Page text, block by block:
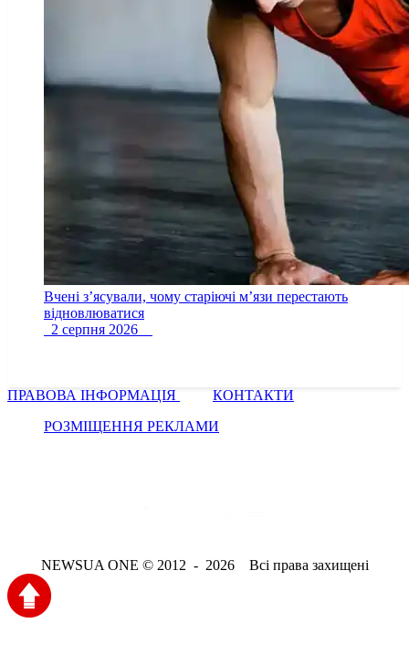
Вчені з’ясували, чому старіючі м’язи перестають
відновлюватися
2 серпня 2026
ПРАВОВА ІНФОРМАЦІЯ
КОНТАКТИ
РОЗМІЩЕННЯ РЕКЛАМИ
NEWSUA ONE © 2012 - 2026 Всі права захищені